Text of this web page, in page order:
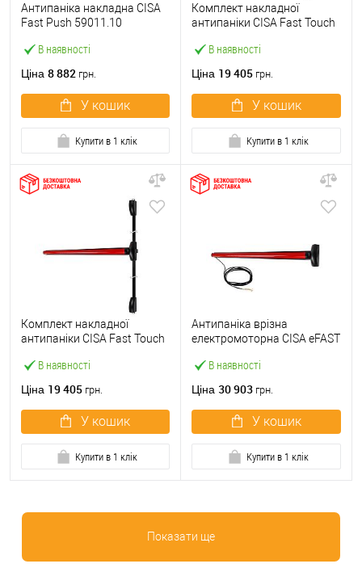
В наявності
Антипаніка накладна CISA
Fast Push 59011.10
штангою 1500 мм червона
Ціна 8 882 грн.
У кошик
Купити в 1 клік
В наявності
Комплект накладної
антипаніки CISA Fast Touch
точковий вбік червона
Ціна 19 405 грн.
У кошик
Купити в 1 клік
В наявності
Комплект накладної
антипаніки CISA Fast Touch
точковий вверх-вниз
Ціна 19 405 грн.
У кошик
Купити в 1 клік
В наявності
Антипаніка врізна
електромоторна CISA eFAST
Ціна 30 903 грн.
У кошик
Купити в 1 клік
Показати ще